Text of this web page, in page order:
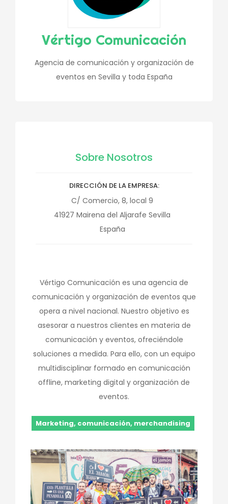
Vértigo Comunicación
Agencia de comunicación y organización de
eventos en Sevilla y toda España
Sobre Nosotros
DIRECCIÓN DE LA EMPRESA
C/ Comercio, 8, local 9
41927 Mairena del Aljarafe Sevilla
España
Vértigo Comunicación es una agencia de
comunicación y organización de eventos que
opera a nivel nacional. Nuestro objetivo es
asesorar a nuestros clientes en materia de
comunicación y eventos, ofreciéndole
soluciones a medida. Para ello, con un equipo
multidisciplinar formado en comunicación
offline, marketing digital y organización de
eventos.
Marketing, comunicación, merchandising